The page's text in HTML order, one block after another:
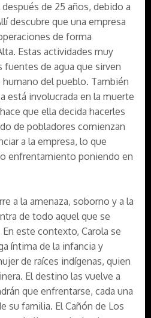
de 25 años, debido a
descubre que una empresa
de forma
Estas actividades muy
de agua que sirven
del pueblo. También
está involucrada en la muerte
que ella decida hacerles
de pobladores comienzan
a la empresa, lo que
enfrentamiento poniendo en
a la amenaza, soborno y a la
de todo aquel que se
este contexto, Carola se
íntima de la infancia y
de raíces indígenas, quien
El destino las vuelve a
que enfrentarse, cada una
su familia. El Cañón de Los